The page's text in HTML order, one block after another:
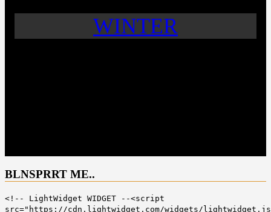
WINTER
BLNSPRRT ME..
<!-- LightWidget WIDGET --<script
src="https://cdn.lightwidget.com/widgets/